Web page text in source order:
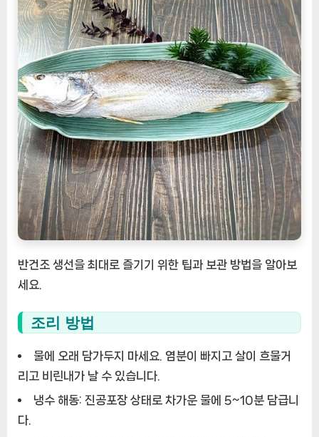
반건조 생선을 최대로 즐기기 위한 팁과 보관 방법을 알아보
세요.
조리 방법
물에 오래 담가두지 마세요. 염분이 빠지고 살이 흐물거
리고 비린내가 날 수 있습니다.
냉수 해동: 진공포장 상태로 차가운 물에 5~10분 담급니
다.